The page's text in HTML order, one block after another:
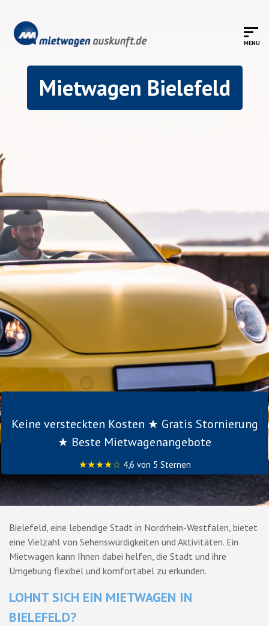
Mietwagen Bielefeld
Keine versteckten Kosten ★ Gratis Stornierung
★ Beste Mietwagenangebote
★★★★☆ 4,6 von 5 Sternen
Bielefeld, eine lebendige Stadt in Nordrhein-Westfalen, bietet
eine Vielzahl von Sehenswürdigkeiten und Aktivitäten. Ein
Mietwagen kann Ihnen dabei helfen, die Stadt und ihre
Umgebung flexibel und komfortabel zu erkunden.
LOHNT SICH EIN MIETWAGEN IN
BIELEFELD?